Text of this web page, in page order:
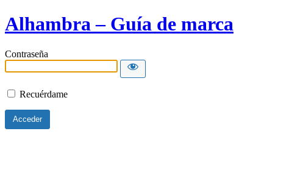
Alhambra – Guía de marca
Contraseña
Recuérdame